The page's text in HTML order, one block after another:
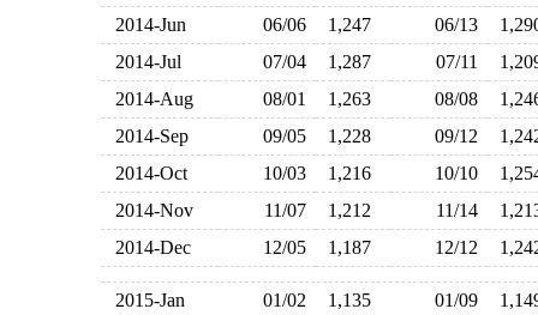
2014-Jun
06/06 1,247 06/13
2014-Jul
07/04 1,287 07/11
2014-Aug
08/01 1,263 08/08
2014-Sep
09/05 1,228 09/12
2014-Oct
10/03 1,216 10/10
2014-Nov
11/07 1,212 11/14
2014-Dec
12/05 1,187 12/12
2015-Jan 01/02 1,135 01/09